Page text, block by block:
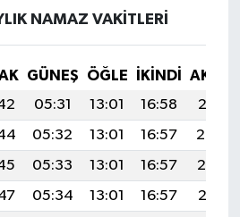
NAMAZ VAKITLERI
GÜNEŞ ÖĞLE İKINDI
05:31 13:01 16:58
20:21
05:32 13:01 16:57
20:20
05:33 13:01 16:57
20:19
05:34 13:01 16:57
20:18